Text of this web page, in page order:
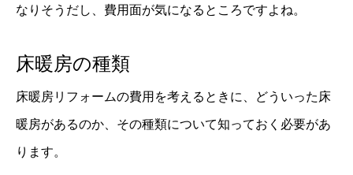
なりそうだし、費用面が気になるところですよね。
床暖房の種類
床暖房リフォームの費用を考えるときに、どういった床
暖房があるのか、その種類について知っておく必要があ
ります。